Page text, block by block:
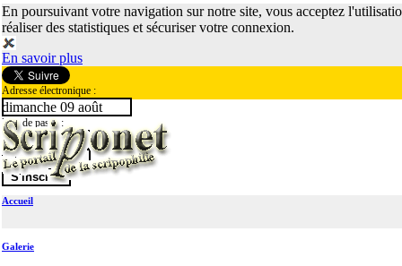
En poursuivant votre navigation sur notre site, vous acceptez
réaliser des statistiques et sécuriser votre connexion.
En savoir plus
Adresse électronique :
Mot de passe :
dimanche 09 août
Accueil
Galerie